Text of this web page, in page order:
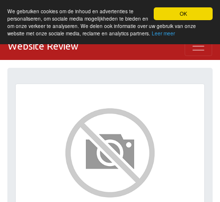
OK
We gebruiken cookies om de inhoud en advertenties te
personaliseren, om sociale media mogelijkheden te bieden en
om onze verkeer te analyseren. We delen ook informatie over uw gebruik van onze
website met onze sociale media, reclame en analytics partners. Leer meer
Website Review